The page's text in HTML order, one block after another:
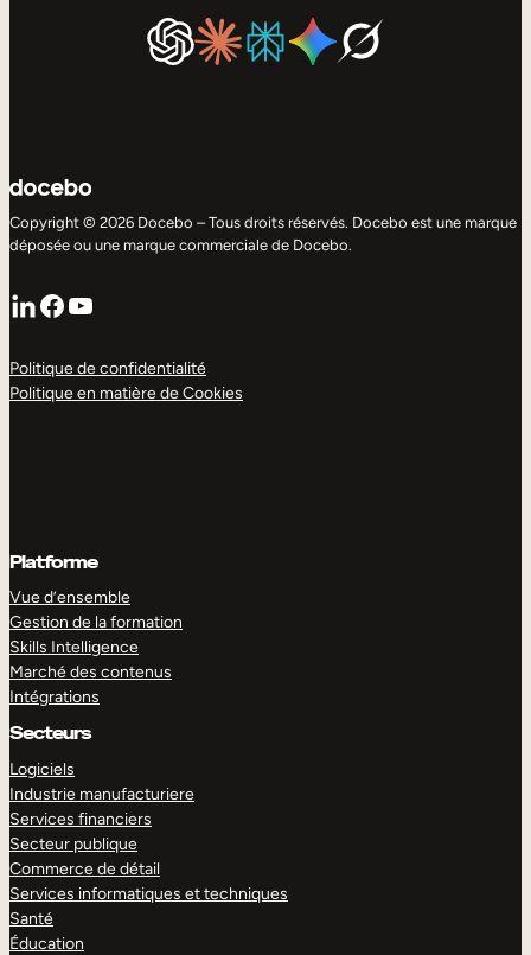
Copyright © 2026 Docebo – Tous droits réservés. Docebo est une marque
déposée ou une marque commerciale de Docebo.
LinkedIn
Facebook
YouTube
Politique de confidentialité
Politique en matière de Cookies
Platforme
Vue d’ensemble
Gestion de la formation
Skills Intelligence
Marché des contenus
Intégrations
Secteurs
Logiciels
Industrie manufacturiere
Services financiers
Secteur publique
Commerce de détail
Services informatiques et techniques
Santé
Éducation